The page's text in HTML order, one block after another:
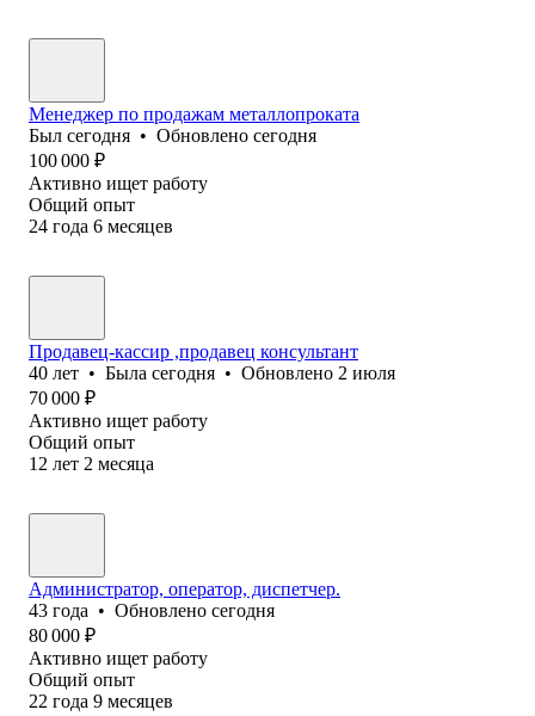
Менеджер по продажам металлопроката
Был сегодня • Обновлено сегодня
100 000 ₽
Активно ищет работу
Общий опыт
24 года 6 месяцев
Продавец-кассир ,продавец консультант
40 лет • Была сегодня • Обновлено 2 июля
70 000 ₽
Активно ищет работу
Общий опыт
12 лет 2 месяца
Администратор, оператор, диспетчер.
43 года • Обновлено сегодня
80 000 ₽
Активно ищет работу
Общий опыт
22 года 9 месяцев